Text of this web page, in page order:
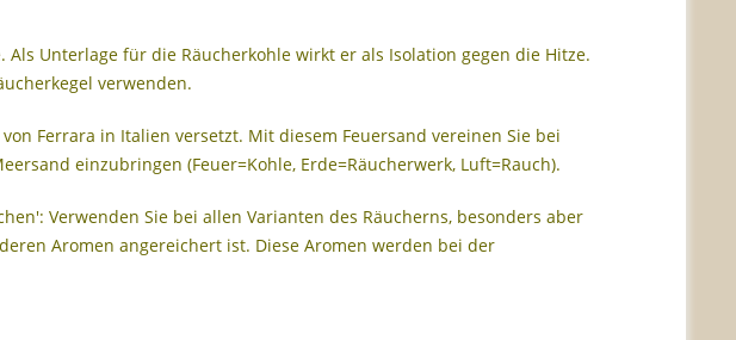
Unterlage für die Räucherkohle wirkt er als Isolation gegen die Hitze.
verwenden.
Ferrara in Italien versetzt. Mit diesem Feuersand vereinen Sie bei
einzubringen (Feuer=Kohle, Erde=Räucherwerk, Luft=Rauch).
Verwenden Sie bei allen Varianten des Räucherns, besonders aber
Aromen angereichert ist. Diese Aromen werden bei der